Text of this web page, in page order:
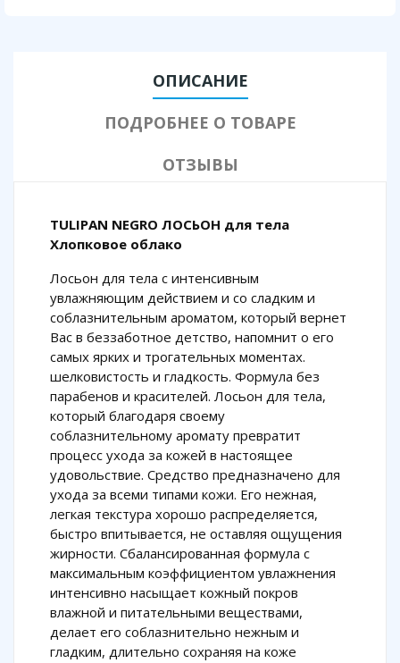
ОПИСАНИЕ
ПОДРОБНЕЕ О ТОВАРЕ
ОТЗЫВЫ
TULIPAN NEGRO ЛОСЬОН для тела
Хлопковое облако
Лосьон для тела с интенсивным
увлажняющим действием и со сладким и
соблазнительным ароматом, который вернет
Вас в беззаботное детство, напомнит о его
самых ярких и трогательных моментах.
шелковистость и гладкость. Формула без
парабенов и красителей. Лосьон для тела,
который благодаря своему
соблазнительному аромату превратит
процесс ухода за кожей в настоящее
удовольствие. Средство предназначено для
ухода за всеми типами кожи. Его нежная,
легкая текстура хорошо распределяется,
быстро впитывается, не оставляя ощущения
жирности. Сбалансированная формула с
максимальным коэффициентом увлажнения
интенсивно насыщает кожный покров
влажной и питательными веществами,
делает его соблазнительно нежным и
гладким, длительно сохраняя на коже